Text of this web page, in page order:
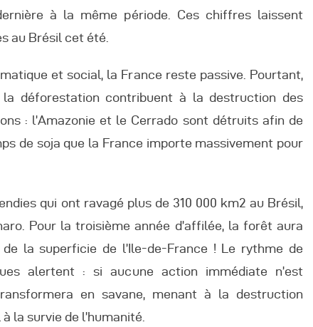
à la même période. Ces chiffres laissent
au Brésil cet été.
et social, la France reste passive. Pourtant,
déforestation contribuent à la destruction des
: l’Amazonie et le Cerrado sont détruits afin de
de soja que la France importe massivement pour
qui ont ravagé plus de 310 000 km2 au Brésil,
Pour la troisième année d’affilée, la forêt aura
la superficie de l’Ile-de-France ! Le rythme de
alertent : si aucune action immédiate n’est
en savane, menant à la destruction
la survie de l’humanité.